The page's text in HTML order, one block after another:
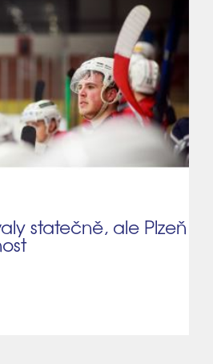
statečně, ale Plzeň